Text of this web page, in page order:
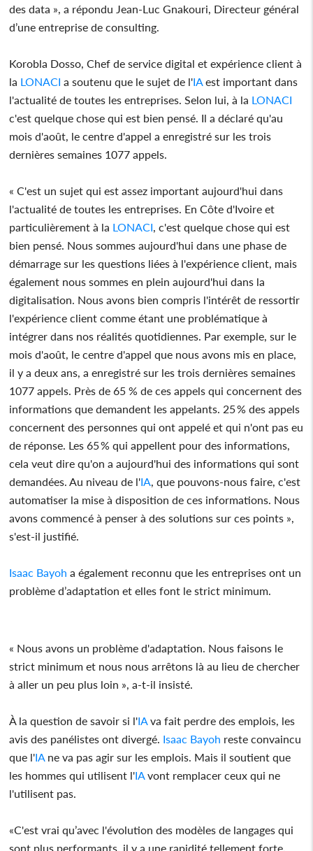
des data », a répondu Jean-Luc Gnakouri, Directeur général
d’une entreprise de consulting.
Korobla Dosso, Chef de service digital et expérience client à
la LONACI a soutenu que le sujet de l'IAest important dans
l'actualité de toutes les entreprises. Selon lui, à la LONACI
c'est quelque chose qui est bien pensé. Il a déclaré qu'au
mois d'août, le centre d'appel a enregistré sur les trois
dernières semaines 1077 appels.
« C'est un sujet qui est assez important aujourd'hui dans
l'actualité de toutes les entreprises. En Côte d'Ivoire et
particulièrement à la LONACI, c'est quelque chose qui est
bien pensé. Nous sommes aujourd'hui dans une phase de
démarrage sur les questions liées à l'expérience client, mais
également nous sommes en plein aujourd'hui dans la
digitalisation. Nous avons bien compris l'intérêt de ressortir
l'expérience client comme étant une problématique à
intégrer dans nos réalités quotidiennes. Par exemple, sur le
mois d'août, le centre d'appel que nous avons mis en place,
il y a deux ans, a enregistré sur les trois dernières semaines
1077 appels. Près de 65 % de ces appels qui concernent des
informations que demandent les appelants. 25 % des appels
concernent des personnes qui ont appelé et qui n'ont pas eu
de réponse. Les 65 % qui appellent pour des informations,
cela veut dire qu'on a aujourd'hui des informations qui sont
demandées. Au niveau de l'IA, que pouvons-nous faire, c'est
automatiser la mise à disposition de ces informations. Nous
avons commencé à penser à des solutions sur ces points »,
s'est-il justifié.
Isaac Bayoh a également reconnu que les entreprises ont un
problème d’adaptation et elles font le strict minimum.
« Nous avons un problème d'adaptation. Nous faisons le
strict minimum et nous nous arrêtons là au lieu de chercher
à aller un peu plus loin », a-t-il insisté.
À la question de savoir si l'IAva fait perdre des emplois, les
avis des panélistes ont divergé. Isaac Bayoh reste convaincu
que l'IAne va pas agir sur les emplois. Mais il soutient que
les hommes qui utilisent l'IAvont remplacer ceux qui ne
l'utilisent pas.
«C'est vrai qu’avec l'évolution des modèles de langages qui
sont plus performants, il y a une rapidité tellement forte.